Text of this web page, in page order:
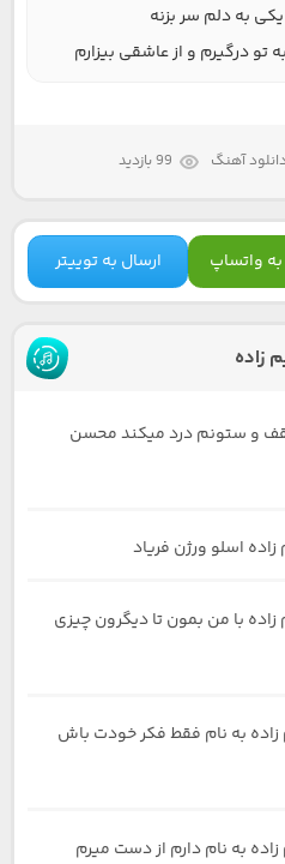
به دلم سر بزنه
تو درگیرم و از عاشقی بیزارم
دانلود آهنگ 99 بازدید
واتساپ ارسال به توییتر
زاده
و ستونم درد میکند محسن
اسلو ورژن فریاد
با من بمون تا دیگرون چیزی
به نام فقط فکر خودت باش
به نام دارم از دست میرم